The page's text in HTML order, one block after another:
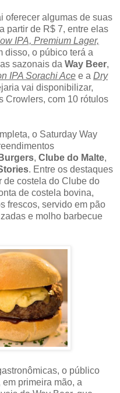
oferecer algumas de suas
partir de R$ 7, entre elas
IPA, Premium Lager,
disso, o púbico terá a
sazonais da Way Beer,
IPA Sorachi Ace e a Dry
vai disponibilizar,
Crowlers, com 10 rótulos
o Saturday Way
, Clube do Malte,
. Entre os destaques
de costela do Clube do
de costela bovina,
frescos, servido em pão
e molho barbecue
o público
primeira mão, a